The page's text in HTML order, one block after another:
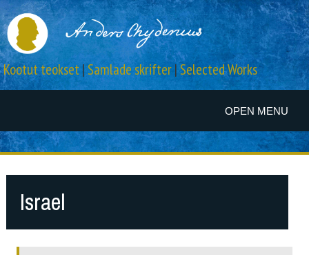
OPEN MENU
Kootut teokset|Samlade skrifter|Selected Works
Israel